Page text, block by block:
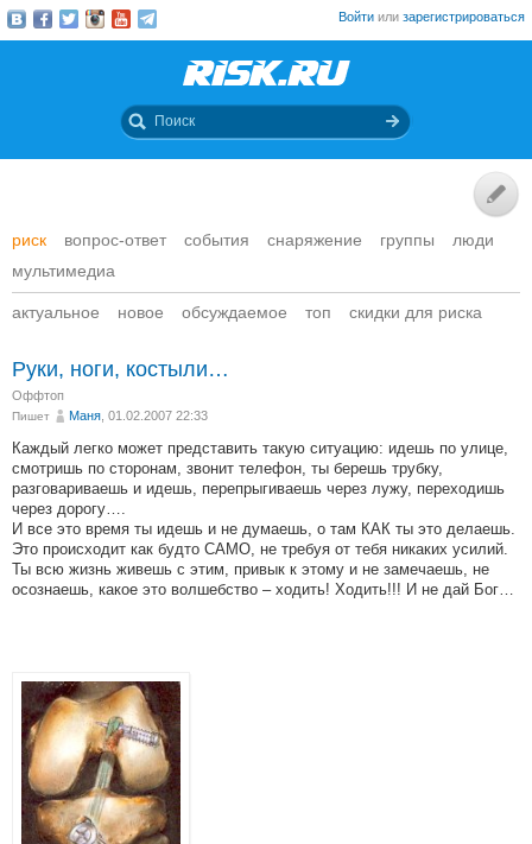
Войти или зарегистрироваться
риск вопрос-ответ события снаряжение группы
люди
мультимедиа
актуальное новое обсуждаемое топ скидки для риска
Руки, ноги, костыли…
Оффтоп
Пишет Маня , 01.02.2007 22:33
Каждый легко может представить такую ситуацию: идешь по улице,
смотришь по сторонам, звонит телефон, ты берешь трубку,
разговариваешь и идешь, перепрыгиваешь через лужу, переходишь
через дорогу….
И все это время ты идешь и не думаешь, о там КАК ты это делаешь.
Это происходит как будто САМО, не требуя от тебя никаких усилий.
Ты всю жизнь живешь с этим, привык к этому и не замечаешь, не
осознаешь, какое это волшебство – ходить! Ходить!!! И не дай Бог…